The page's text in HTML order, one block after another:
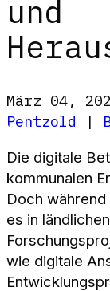
und
März 04,
Pentzold |
Die digitale
kommunalen
Doch
es in
wie digitale